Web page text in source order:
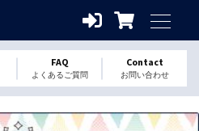
FAQ
よくあるご質問
Contact
お問い合わせ